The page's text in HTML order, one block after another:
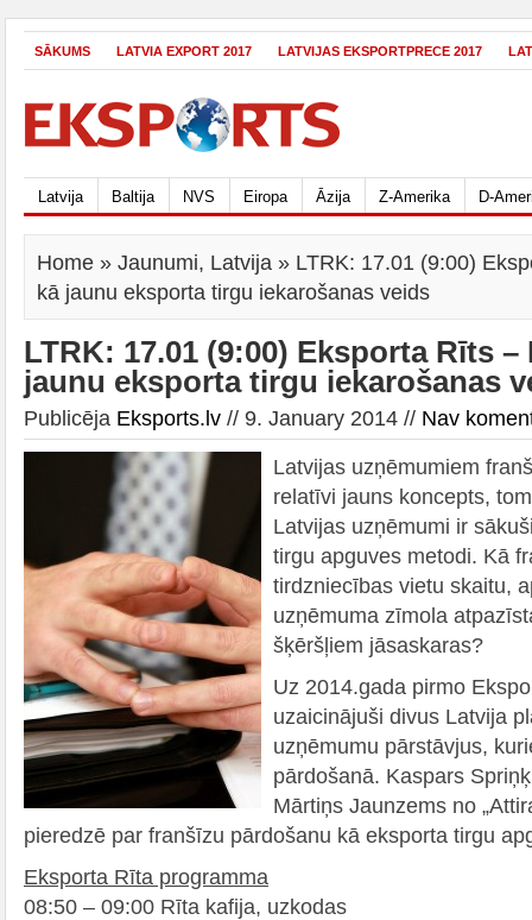
SĀKUMS LATVIA EXPORT 2017 LATVIJAS EKSPORTPRECE 2017
Latvija Baltija NVS Eiropa Āzija Z-Amerika D-
Home » Jaunumi, Latvija » LTRK: 17.01 (9:00)
kā jaunu eksporta tirgu iekarošanas veids
LTRK: 17.01 (9:00) Eksporta Rīts –
jaunu eksporta tirgu iekarošanas
Publicēja Eksports.lv // 9. January 2014 // Nav
Latvijas uzņēmumiem
relatīvi jauns koncepts,
Latvijas uzņēmumi ir
tirgu apguves metodi. Kā
tirdzniecības vietu skaitu,
uzņēmuma zīmola
šķēršļiem jāsaskaras?
Uz 2014.gada pirmo
uzaicinājuši divus Latvija
uzņēmumu pārstāvjus,
pārdošanā. Kaspars
Mārtiņs Jaunzems no
pieredzē par franšīzu pārdošanu kā eksporta tirgu
Eksporta Rīta programma
08:50 – 09:00 Rīta kafija, uzkodas